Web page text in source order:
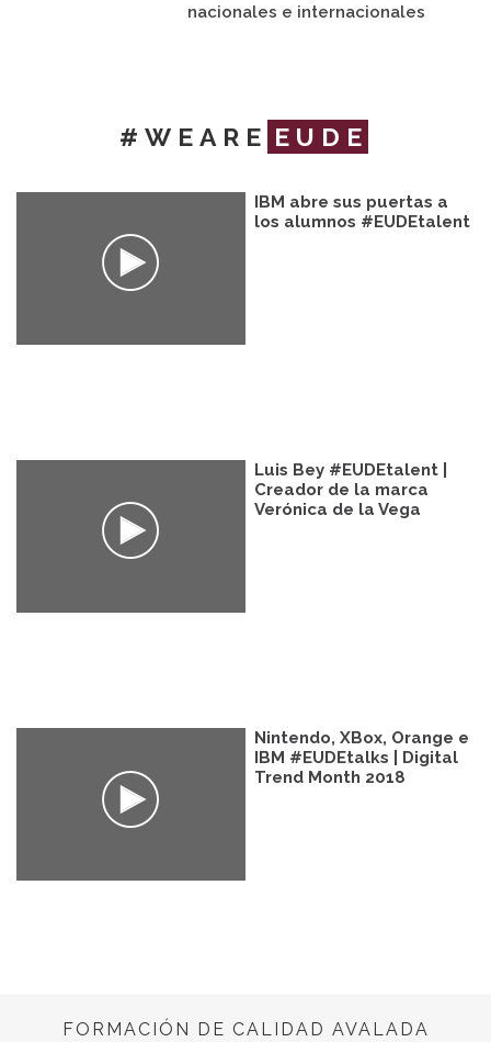
nacionales e internacionales
#WEARE EUDE
IBM abre sus puertas a
los alumnos #EUDEtalent
Luis Bey #EUDEtalent |
Creador de la marca
Verónica de la Vega
Nintendo, XBox, Orange e
IBM #EUDEtalks | Digital
Trend Month 2018
FORMACIÓN DE CALIDAD AVALADA